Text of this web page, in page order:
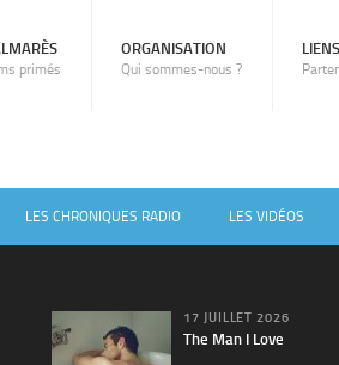
primés
ORGANISATION
Qui sommes-nous ?
LIENS
LES CHRONIQUES RADIO LES VIDÉOS
17 JUILLET 2026
The Man I Love